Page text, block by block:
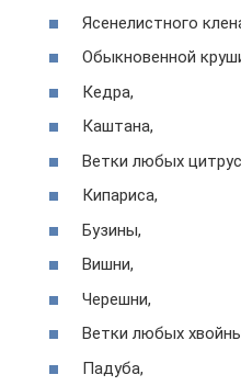
Ясенелистного
Обыкновенной
Кедра,
Каштана,
Ветки любых
Кипариса,
Бузины,
Вишни,
Черешни,
Ветки любых
Падуба,